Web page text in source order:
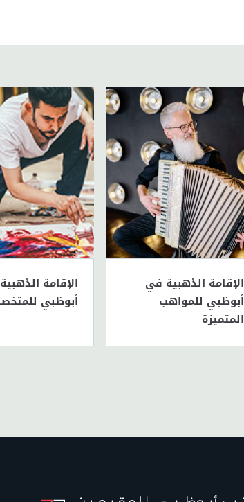
الإقامة الذهبية في
أبوظبي للمواهب
المتميزة
الإقامة
أبوظبي